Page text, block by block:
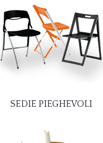
SEDIE PIEGHEVOLI